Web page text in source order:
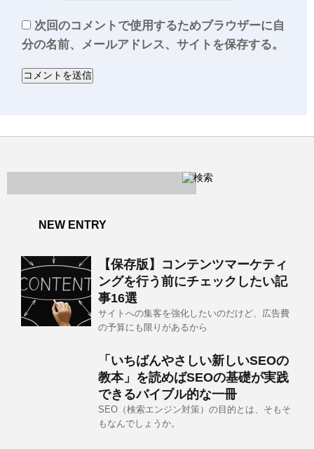
次回のコメントで使用するためブラウザーに自
分の名前、メールアドレス、サイトを保存する。
NEW ENTRY
【保存版】コンテンツマーケティ
ングを行う前にチェックしたい記
事16選
サイトへの集客を強化したいのだけど、広告費
の予算にも限りがあるから
「いちばんやさしい新しいSEOの
教本」を読めばSEOの基礎が実践
できるバイブル的な一冊
SEO（検索エンジン対策）の目的とは、そもそ
もなんでしょうか。